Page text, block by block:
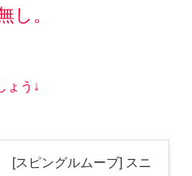
し。
ょう↓
[スピングルムーブ] スニ